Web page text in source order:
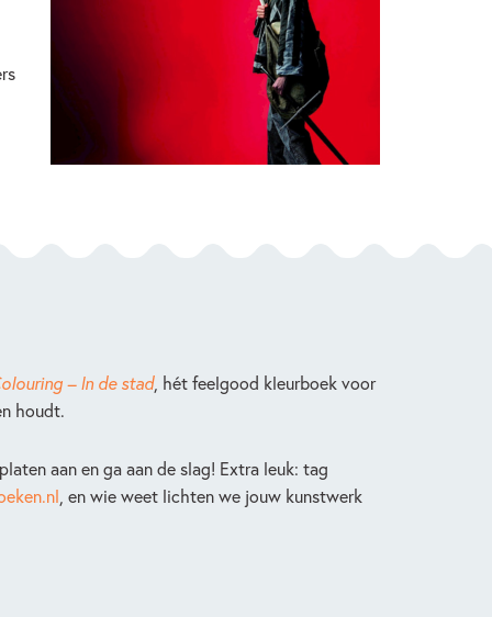
– In de stad, hét feelgood kleurboek voor
houdt.
aan en ga aan de slag! Extra leuk: tag
, en wie weet lichten we jouw kunstwerk